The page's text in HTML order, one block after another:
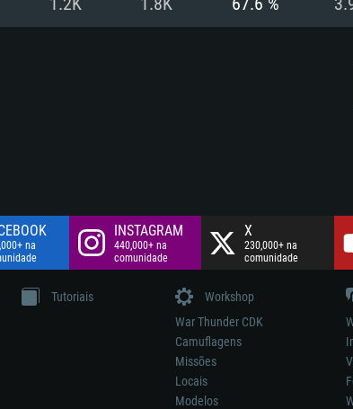
1.2K 1.8K 67.6 %
na
INSTAGRAM
440,000+ na
comunidade
X
230,000+ na
comunidade
Tutoriais
Workshop
War Thunder CDK
Camuflagens
Missões
Locais
Modelos